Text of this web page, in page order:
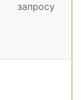
запросу